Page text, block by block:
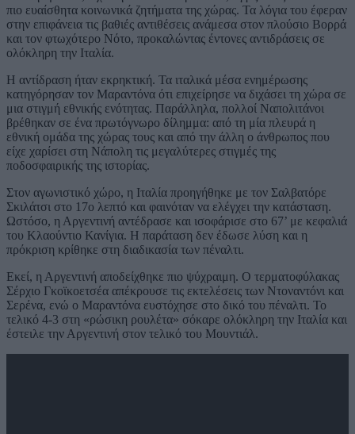
πιο ευαίσθητα κοινωνικά ζητήματα της χώρας. Τα λόγια του έφεραν
στην επιφάνεια τις βαθιές αντιθέσεις ανάμεσα στον πλούσιο Βορρά
και τον φτωχότερο Νότο, προκαλώντας έντονες αντιδράσεις σε
ολόκληρη την Ιταλία.
Η αντίδραση ήταν εκρηκτική. Τα ιταλικά μέσα ενημέρωσης
κατηγόρησαν τον Μαραντόνα ότι επιχείρησε να διχάσει τη χώρα σε
μια στιγμή εθνικής ενότητας. Παράλληλα, πολλοί Ναπολιτάνοι
βρέθηκαν σε ένα πρωτόγνωρο δίλημμα: από τη μία πλευρά η
εθνική ομάδα της χώρας τους και από την άλλη ο άνθρωπος που
είχε χαρίσει στη Νάπολη τις μεγαλύτερες στιγμές της
ποδοσφαιρικής της ιστορίας.
Στον αγωνιστικό χώρο, η Ιταλία προηγήθηκε με τον Σαλβατόρε
Σκιλάτσι στο 17ο λεπτό και φαινόταν να ελέγχει την κατάσταση.
Ωστόσο, η Αργεντινή αντέδρασε και ισοφάρισε στο 67’ με κεφαλιά
του Κλαούντιο Κανίγια. Η παράταση δεν έδωσε λύση και η
πρόκριση κρίθηκε στη διαδικασία των πέναλτι.
Εκεί, η Αργεντινή αποδείχθηκε πιο ψύχραιμη. Ο τερματοφύλακας
Σέρχιο Γκοϊκοετσέα απέκρουσε τις εκτελέσεις των Ντοναντόνι και
Σερένα, ενώ ο Μαραντόνα ευστόχησε στο δικό του πέναλτι. Το
τελικό 4-3 στη «ρώσικη ρουλέτα» σόκαρε ολόκληρη την Ιταλία και
έστειλε την Αργεντινή στον τελικό του Μουντιάλ.